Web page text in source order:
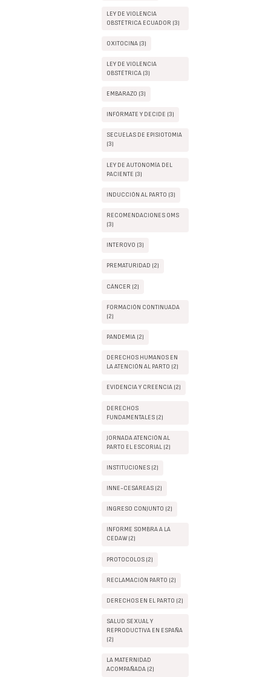
LEY DE VIOLENCIA
OBSTÉTRICA ECUADOR (3)
OXITOCINA (3)
LEY DE VIOLENCIA
OBSTÉTRICA (3)
EMBARAZO (3)
INFÓRMATE Y DECIDE (3)
SECUELAS DE EPISIOTOMIA
(3)
LEY DE AUTONOMÍA DEL
PACIENTE (3)
INDUCCIÓN AL PARTO (3)
RECOMENDACIONES OMS
(3)
INTEROVO (3)
PREMATURIDAD (2)
CÁNCER (2)
FORMACIÓN CONTINUADA
(2)
PANDEMIA (2)
DERECHOS HUMANOS EN
LA ATENCIÓN AL PARTO (2)
EVIDENCIA Y CREENCIA (2)
DERECHOS
FUNDAMENTALES (2)
JORNADA ATENCIÓN AL
PARTO EL ESCORIAL (2)
INSTITUCIONES (2)
INNE-CESÁREAS (2)
INGRESO CONJUNTO (2)
INFORME SOMBRA A LA
CEDAW (2)
PROTOCOLOS (2)
RECLAMACIÓN PARTO (2)
DERECHOS EN EL PARTO (2)
SALUD SEXUAL Y
REPRODUCTIVA EN ESPAÑA
(2)
LA MATERNIDAD
ACOMPAÑADA (2)